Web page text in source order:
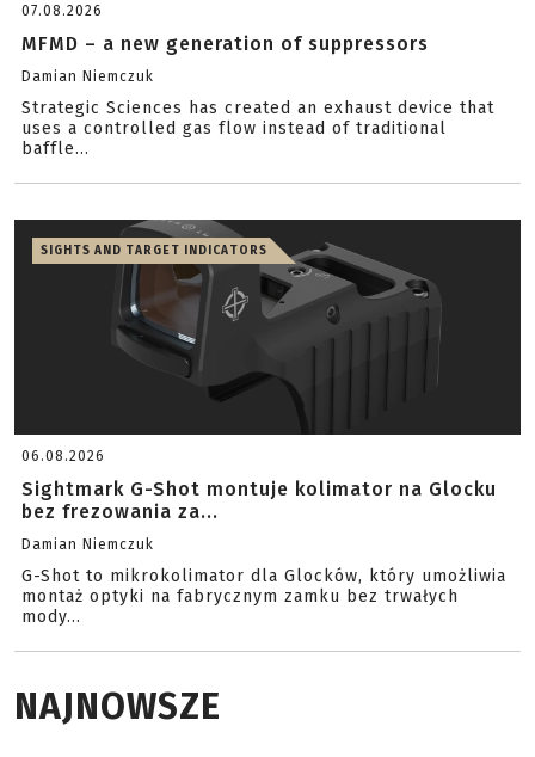
07.08.2026
MFMD – a new generation of suppressors
Damian Niemczuk
Strategic Sciences has created an exhaust device that
uses a controlled gas flow instead of traditional
baffle...
SIGHTS AND TARGET INDICATORS
06.08.2026
Sightmark G-Shot montuje kolimator na Glocku
bez frezowania za...
Damian Niemczuk
G-Shot to mikrokolimator dla Glocków, który umożliwia
montaż optyki na fabrycznym zamku bez trwałych
mody...
NAJNOWSZE